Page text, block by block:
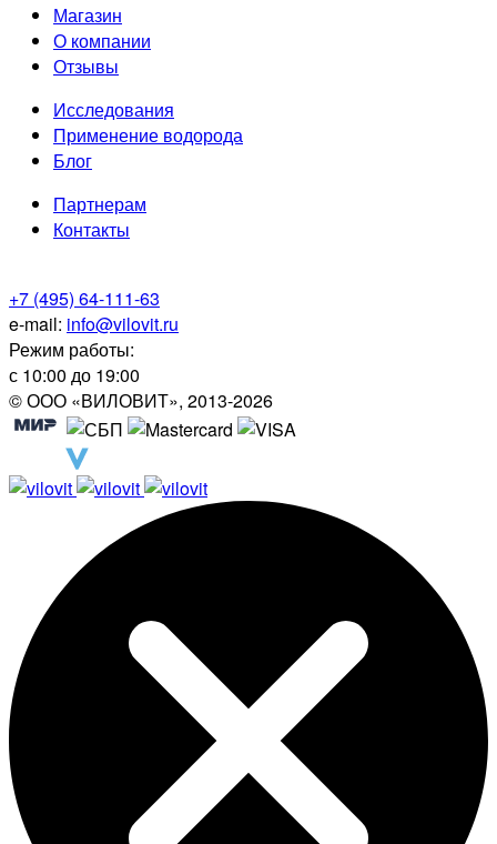
Магазин
О компании
Отзывы
Исследования
Применение водорода
Блог
Партнерам
Контакты
+7 (495) 64-111-63
e-mail: info@vilovit.ru
Режим работы:
с 10:00 до 19:00
© ООО «ВИЛОВИТ», 2013-2026